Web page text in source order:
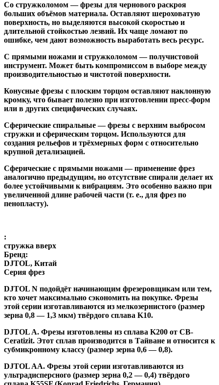
Со стружколомом— фрезы для чернового раскроя
больших объёмов материала. Оставляют шероховатую
поверхность, но выделяются высокой скоростью и
длительной стойкостью лезвий. Их чаще ломают по
ошибке, чем дают возможность выработать весь ресурс.
С прямыми ножами и стружколомом— получистовой
инструмент. Может быть компромиссом в выборе между
производительностью и чистотой поверхности.
Конусные фрезы с плоским торцом оставляют наклонную
кромку, что бывает полезно при изготовлении пресс-форм
или в других специфических случаях.
Сферические спиральные— фрезы с верхним выбросом
стружки и сферическим торцом. Используются для
создания рельефов и трёхмерных форм с относительно
крупной детализацией.
Сферические с прямыми ножами— применение фрез
аналогично предыдущим, но отсутствие спирали делает их
более устойчивыми к вибрациям. Это особенно важно при
увеличенной длине рабочей части (т. е., для фрез по
пенопласту).
:
стружка вверх
Бренд:
DJTOL, Китай
Серия фрез
DJTOL N подойдёт начинающим фрезеровщикам или тем,
кто хочет максимально сэкономить на покупке. Фрезы
этой серии изготавливаются из мелкозернистого (размер
зерна 0,8 — 1,3 мкм) твёрдого сплава K10.
DJTOL A. Фрезы изготовлены из сплава K200 от CB-
Ceratizit. Этот сплав производится в Тайване и относится к
субмикронному классу (размер зерна 0,6 — 0,8).
DJTOL AA. Фрезы этой серии изготавливаются из
ультрадисперсного (размер зерна 0,2 — 0,4) твёрдого